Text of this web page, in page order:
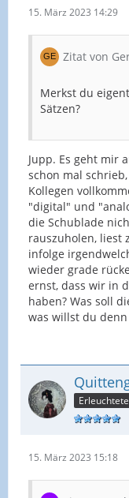
15. März 2023 14:29
Zitat von
Merkst du
Sätzen?
Jupp. Es geht mir
schon mal
Kollegen
"digital" und
die Schublade
rauszuholen, liest
infolge
wieder grade
ernst, dass wir in
haben? Was soll
was willst du
15. März 2023 15:18